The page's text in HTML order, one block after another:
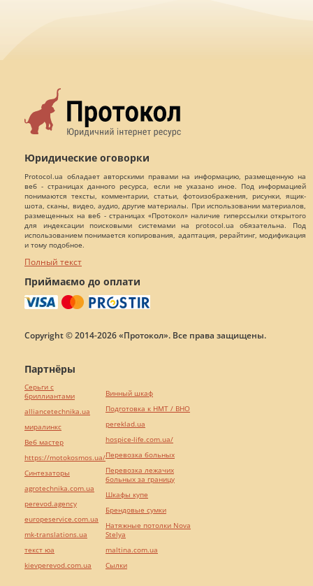
Юридические оговорки
Protocol.ua обладает авторскими правами на информацию, размещенную на
веб - страницах данного ресурса, если не указано иное. Под информацией
понимаются тексты, комментарии, статьи, фотоизображения, рисунки, ящик-
шота, сканы, видео, аудио, другие материалы. При использовании материалов,
размещенных на веб - страницах «Протокол» наличие гиперссылки открытого
для индексации поисковыми системами на protocol.ua обязательна. Под
использованием понимается копирования, адаптация, рерайтинг, модификация
и тому подобное.
Полный текст
Приймаємо до оплати
Copyright © 2014-2026 «Протокол». Все права защищены.
Партнёры
Серьги с
бриллиантами
alliancetechnika.ua
миралинкс
Веб мастер
https://motokosmos.ua/
Синтезаторы
agrotechnika.com.ua
perevod.agency
europeservice.com.ua
mk-translations.ua
текст юа
kievperevod.com.ua
Винный шкаф
Подготовка к НМТ / ВНО
pereklad.ua
hospice-life.com.ua/
Перевозка больных
Перевозка лежачих
больных за границу
Шкафы купе
Брендовые сумки
Натяжные потолки Nova
Stelya
maltina.com.ua
Cылки